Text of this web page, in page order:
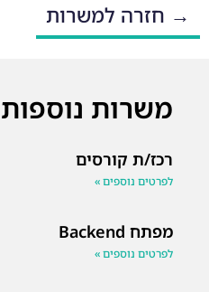
→ חזרה למשרות
משרות נוספות
רכז/ת קורסים
לפרטים נוספים »
מפתח Backend
לפרטים נוספים »